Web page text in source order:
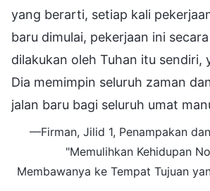
yang berarti, setiap kali
baru dimulai, pekerjaan ini
dilakukan oleh Tuhan itu sendiri,
Dia memimpin seluruh zaman
jalan baru bagi seluruh umat
—Firman, Jilid 1, Penampakan
"Memulihkan Kehidupan
Membawanya ke Tempat Tujuan